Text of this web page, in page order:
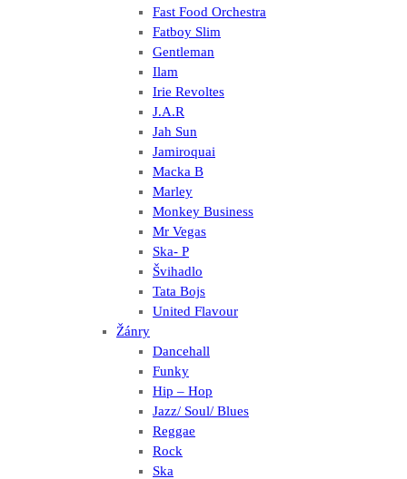
Fast Food Orchestra
Fatboy Slim
Gentleman
Ilam
Irie Revoltes
J.A.R
Jah Sun
Jamiroquai
Macka B
Marley
Monkey Business
Mr Vegas
Ska- P
Švihadlo
Tata Bojs
United Flavour
Žánry
Dancehall
Funky
Hip – Hop
Jazz/ Soul/ Blues
Reggae
Rock
Ska